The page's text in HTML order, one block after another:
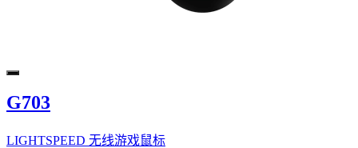
G703
LIGHTSPEED 无线游戏鼠标